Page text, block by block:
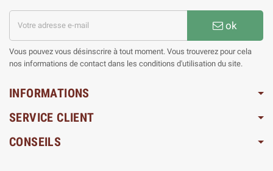
ok
Vous pouvez vous désinscrire à tout moment. Vous trouverez pour cela
nos informations de contact dans les conditions d'utilisation du site.
INFORMATIONS
SERVICE CLIENT
CONSEILS